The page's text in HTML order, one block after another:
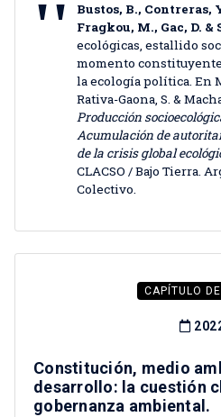
Bustos, B., Contreras,
Fragkou, M., Gac, D. &
ecológicas, estallido
momento
la ecología política. En
Rativa-Gaona, S. &
Producción
Acumulación de
de la crisis global
CLACSO / Bajo Tierra.
Colectivo.
CAPÍTULO
Constitución, medio
desarrollo: la cuestión
gobernanza ambiental.